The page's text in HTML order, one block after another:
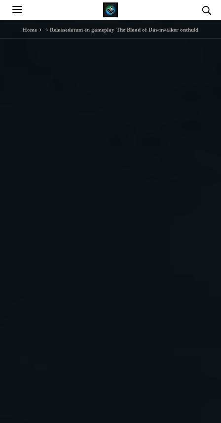
Home »Releasedatum en gameplay The Blood of Dawnwalker onthuld